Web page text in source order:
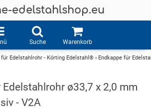
edelstahlshop.eu
Suche Warenkorb
für Edelstahlrohr - Körting Edelstahl® › Endkappe für
ø33,7 x 2,0 mm
- V2A